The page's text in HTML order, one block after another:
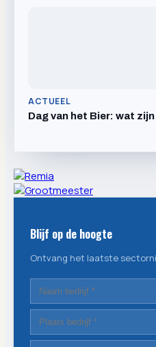
ACTUEEL
Dag van het Bier: wat
Blijf op de hoogte
Ontvang het laatste